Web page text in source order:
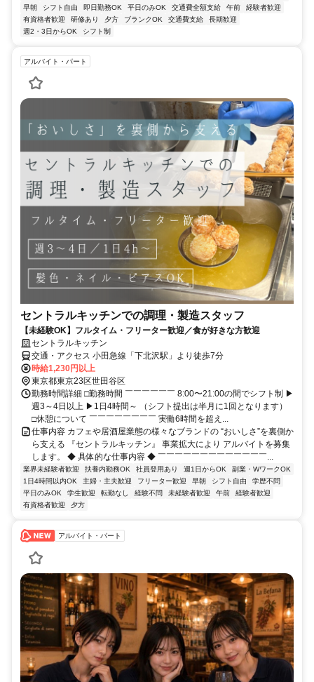
早朝
シフト自由 即日勤務OK 平日のみOK 交通費全額支給 午前
経験者歓迎
有資格者歓迎
研修あり 夕方 ブランクOK 交通費支給
長期歓迎
週2・3日からOK
シフト制
アルバイト・パート
セントラルキッチンでの調理・製造スタッフ
【未経験OK】フルタイム・フリーター歓迎／食が好きな方歓迎
セントラルキッチン
交通・アクセス 小田急線「下北沢駅」より徒歩7分
時給1,230円以上
東京都東京23区世田谷区
勤務時間詳細 □勤務時間 ￣￣￣￣￣￣ 8:00〜21:00の間でシフト制 ▶
週3～4日以上 ▶1日4時間～ （シフト提出は半月に1回となります）
□休憩について ￣￣￣￣￣￣￣￣ 実働6時間を超え...
仕事内容 カフェや居酒屋業態の様々なブランドの “おいしさ”を裏側か
ら支える 『セントラルキッチン』 事業拡大により アルバイトを募集
します。 ◆ 具体的な仕事内容 ◆ ￣￣￣￣￣￣￣￣￣￣￣￣￣...
業界未経験者歓迎 扶養内勤務OK 社員登用あり 週1日からOK
副業・WワークOK
1日4時間以内OK
主婦・主夫歓迎 フリーター歓迎 早朝 シフト自由
学歴不問
平日のみOK
学生歓迎 転勤なし 経験不問 未経験者歓迎 午前
経験者歓迎
有資格者歓迎
夕方
アルバイト・パート